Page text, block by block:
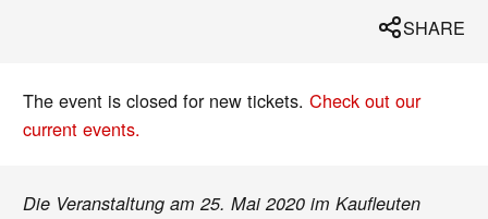
SHARE
The event is closed for new tickets.Check out our
current events.
Die Veranstaltung am 25. Mai 2020 im Kaufleuten